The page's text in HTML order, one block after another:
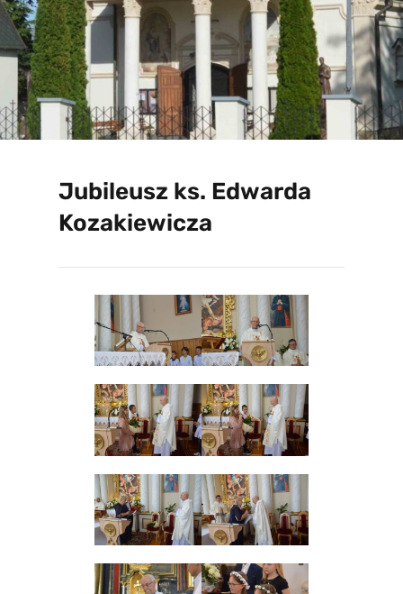
Jubileusz ks. Edwarda
Kozakiewicza